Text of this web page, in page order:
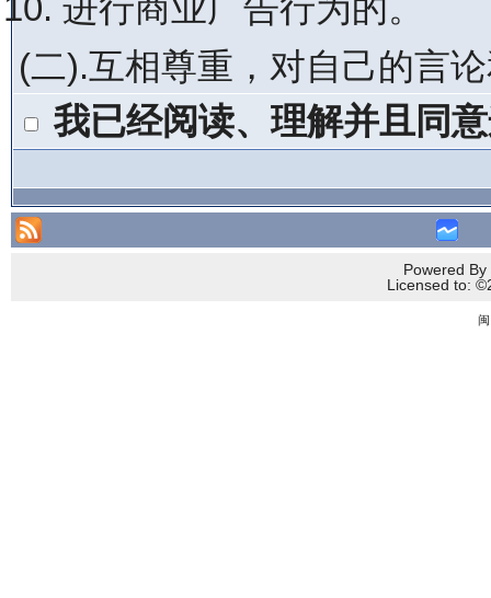
进行商业广告行为的。
(二).互相尊重，对自己的言
我已经阅读、理解并且同
Powered
Licensed to: